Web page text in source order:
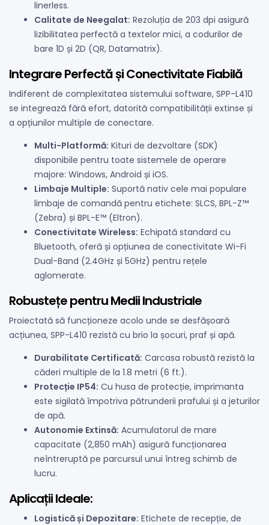
linerless.
Calitate de Neegalat: Rezoluția de 203 dpi asigură
lizibilitatea perfectă a textelor mici, a codurilor de
bare 1D și 2D (QR, Datamatrix).
Integrare Perfectă și Conectivitate Fiabilă
Indiferent de complexitatea sistemului software, SPP-L410
se integrează fără efort, datorită compatibilității extinse și
a opțiunilor multiple de conectare.
Multi-Platformă: Kituri de dezvoltare (SDK)
disponibile pentru toate sistemele de operare
majore: Windows, Android și iOS.
Limbaje Multiple: Suportă nativ cele mai populare
limbaje de comandă pentru etichete: SLCS, BPL-Z™
(Zebra) și BPL-E™ (Eltron).
Conectivitate Wireless: Echipată standard cu
Bluetooth, oferă și opțiunea de conectivitate Wi-Fi
Dual-Band (2.4GHz și 5GHz) pentru rețele
aglomerate.
Robustețe pentru Medii Industriale
Proiectată să funcționeze acolo unde se desfășoară
acțiunea, SPP-L410 rezistă cu brio la șocuri, praf și apă.
Durabilitate Certificată: Carcasa robustă rezistă la
căderi multiple de la 1.8 metri (6 ft.).
Protecție IP54: Cu husa de protecție, imprimanta
este sigilată împotriva pătrunderii prafului și a jeturilor
de apă.
Autonomie Extinsă: Acumulatorul de mare
capacitate (2,850 mAh) asigură funcționarea
neîntreruptă pe parcursul unui întreg schimb de
lucru.
Aplicații Ideale:
Logistică și Depozitare: Etichete de recepție, de